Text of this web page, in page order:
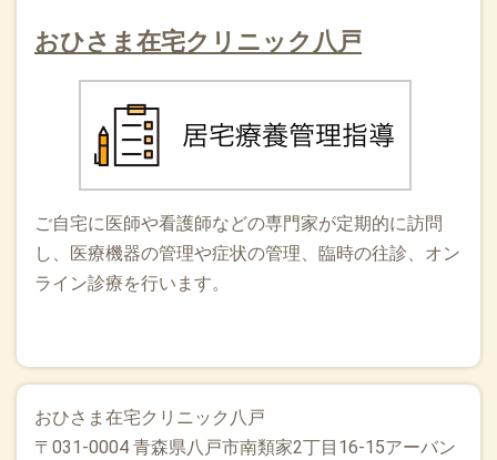
おひさま在宅クリニック八戸
ご自宅に医師や看護師などの専門家が定期的に訪問
し、医療機器の管理や症状の管理、臨時の往診、オン
ライン診療を行います。
おひさま在宅クリニック八戸
〒031-0004 青森県八戸市南類家2丁目16-15アーバン